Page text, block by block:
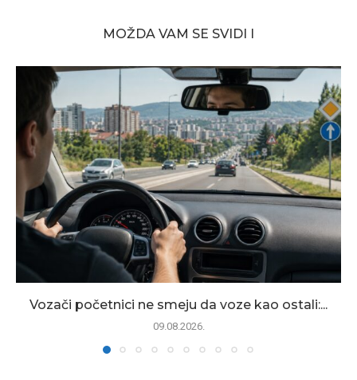
MOŽDA VAM SE SVIDI I
Vozači početnici ne smeju da voze kao ostali:...
09.08.2026.